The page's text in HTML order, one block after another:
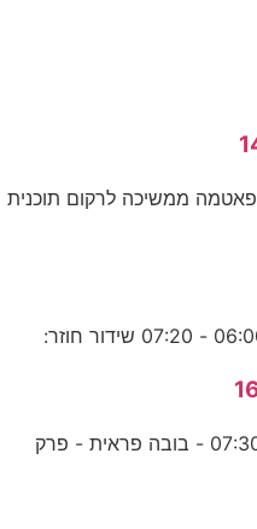
לעולמים - פרק 47 06:33 - 07:14 פאטמה ממשיכה לרקום תוכנית